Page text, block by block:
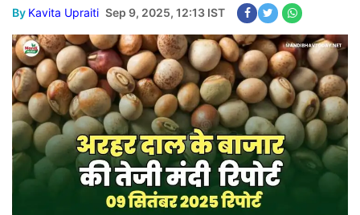
By Kavita Upraiti Sep 9, 2025, 12:13 IST